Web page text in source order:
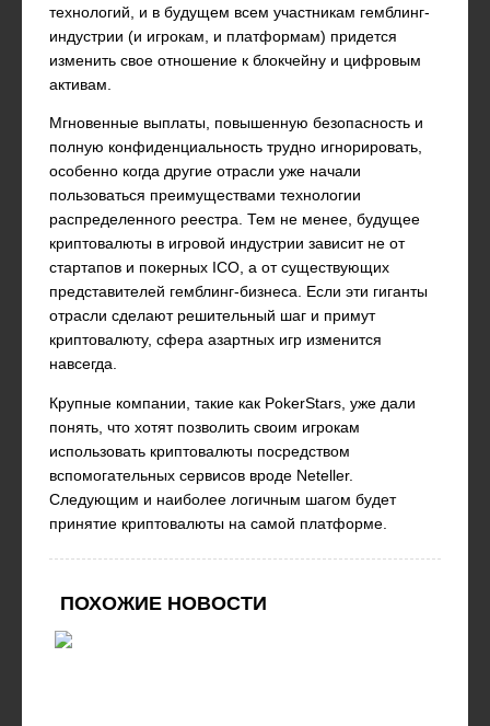
технологий, и в будущем всем участникам гемблинг-
индустрии (и игрокам, и платформам) придется
изменить свое отношение к блокчейну и цифровым
активам.
Мгновенные выплаты, повышенную безопасность и
полную конфиденциальность трудно игнорировать,
особенно когда другие отрасли уже начали
пользоваться преимуществами технологии
распределенного реестра. Тем не менее, будущее
криптовалюты в игровой индустрии зависит не от
стартапов и покерных ICO, а от существующих
представителей гемблинг-бизнеса. Если эти гиганты
отрасли сделают решительный шаг и примут
криптовалюту, сфера азартных игр изменится
навсегда.
Крупные компании, такие как PokerStars, уже дали
понять, что хотят позволить своим игрокам
использовать криптовалюты посредством
вспомогательных сервисов вроде Neteller.
Следующим и наиболее логичным шагом будет
принятие криптовалюты на самой платформе.
ПОХОЖИЕ НОВОСТИ